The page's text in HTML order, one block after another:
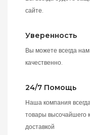
сайте.
Уверенность
Вы можете всегда
качественно.
24/7 Помощь
Наша компания
товары высочайшего
доставкой